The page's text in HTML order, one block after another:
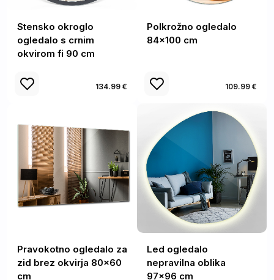
Stensko okroglo
ogledalo s crnim
okvirom fi 90 cm
134.99 €
Polkrožno ogledalo
84x100 cm
109.99 €
Pravokotno ogledalo za
zid brez okvirja 80x60
cm
Led ogledalo
nepravilna oblika
97x96 cm